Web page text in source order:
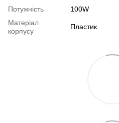
Потужність
100W
Матеріал
корпусу
Пластик